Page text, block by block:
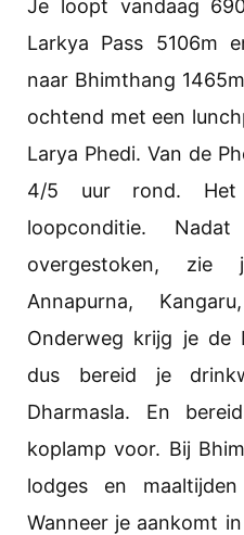
Je loopt vandaag
Larkya Pass 5106m
naar Bhimthang
ochtend met een
Larya Phedi. Van de
4/5 uur rond.
loopconditie.
overgestoken,
Annapurna,
Onderweg krijg je de
dus bereid je
Dharmasla. En
koplamp voor. Bij
lodges en
Wanneer je aankomt